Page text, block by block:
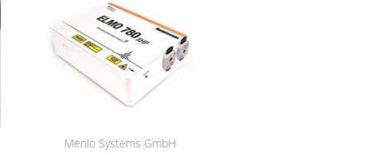
Menlo Systems GmbH